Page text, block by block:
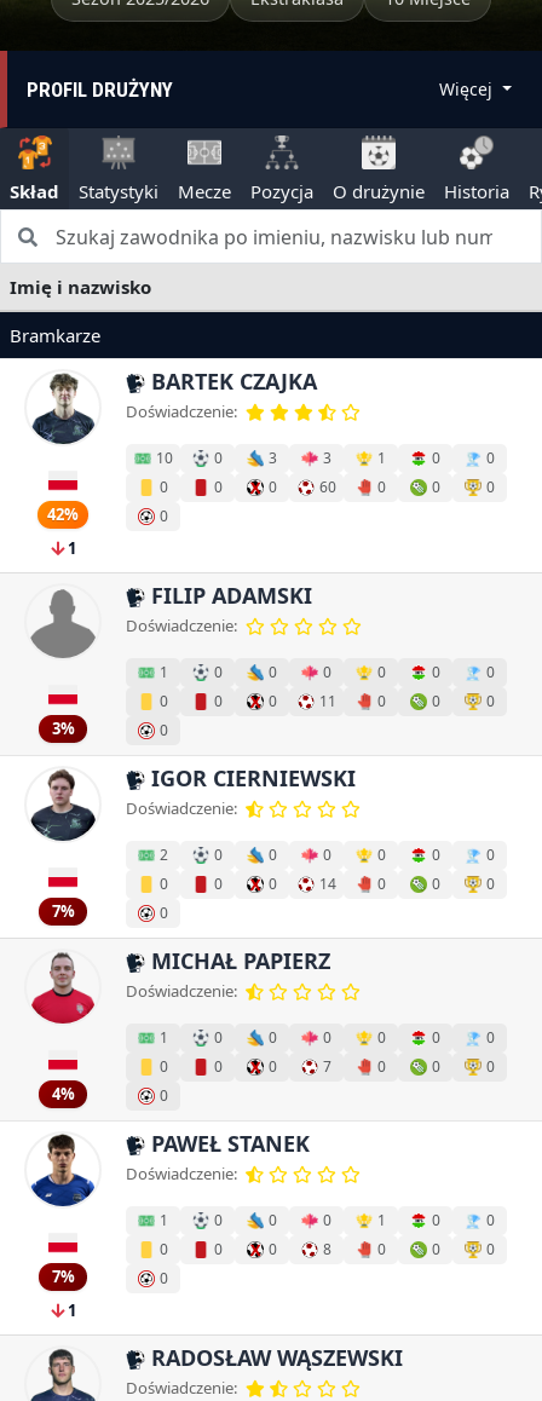
PROFIL DRUŻYNY Więcej
Skład Statystyki Mecze Pozycja O drużynie Historia
Imię i nazwisko
Bramkarze
42%
1
BARTEK CZAJKA
Doświadczenie:
10 0 3 3 1 0
0
0
0 0 60 0 0
0
0
3%
FILIP ADAMSKI
Doświadczenie:
1 0 0 0 0 0
0
0
0 0 11 0 0
0
0
7%
IGOR CIERNIEWSKI
Doświadczenie:
2 0 0 0 0 0
0
0
0 0 14 0 0
0
0
4%
MICHAŁ PAPIERZ
Doświadczenie:
1 0 0 0 0 0
0
0
0 0 7 0 0
0
0
7%
1
PAWEŁ STANEK
Doświadczenie:
1 0 0 0 1 0
0
0
0 0 8 0 0
0
0
RADOSŁAW WĄSZEWSKI
Doświadczenie: